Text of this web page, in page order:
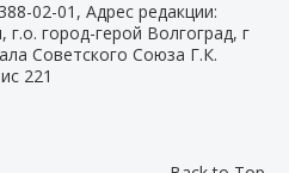
02-01 , Адрес редакции:
г.о. город-герой Волгоград, г
Советского Союза Г.К.
221